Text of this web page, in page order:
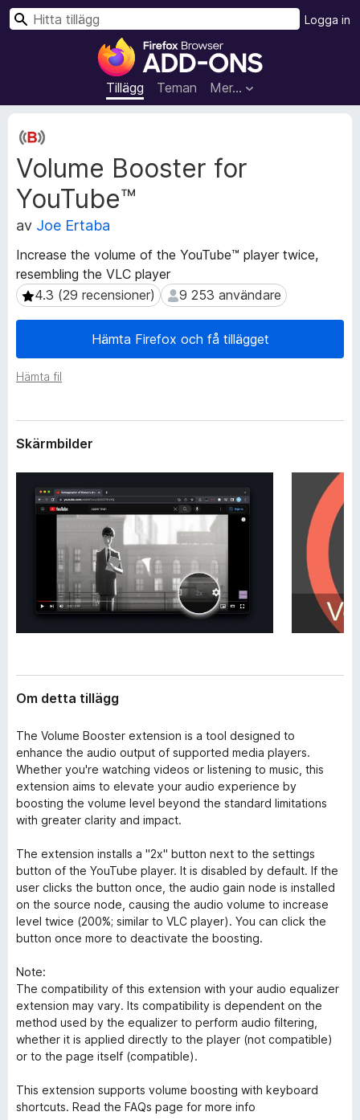
W
e
b
b
s
a
ä
g
g
f
e
o
x
Tillägg Teman Mer…
Logga in
S
Volume Booster for
YouTube™
av Joe Ertaba
Increase the volume of the YouTube™ player twice,
resembling the VLC player
4.3 (29 recensioner)
4.3 (29 recensioner) 9 253 användare
9 253 användare
Hämta Firefox och få tillägget
Hämta fil
M
e
t
a
d
t
a
f
ö
r
ä
Skärmbilder
Om detta tillägg
The Volume Booster extension is a tool designed to
enhance the audio output of supported media players.
Whether you're watching videos or listening to music, this
extension aims to elevate your audio experience by
boosting the volume level beyond the standard limitations
with greater clarity and impact.
The extension installs a "2x" button next to the settings
button of the YouTube player. It is disabled by default. If the
user clicks the button once, the audio gain node is installed
on the source node, causing the audio volume to increase
level twice (200%; similar to VLC player). You can click the
button once more to deactivate the boosting.
Note:
The compatibility of this extension with your audio equalizer
extension may vary. Its compatibility is dependent on the
method used by the equalizer to perform audio filtering,
whether it is applied directly to the player (not compatible)
or to the page itself (compatible).
This extension supports volume boosting with keyboard
shortcuts. Read the FAQs page for more info